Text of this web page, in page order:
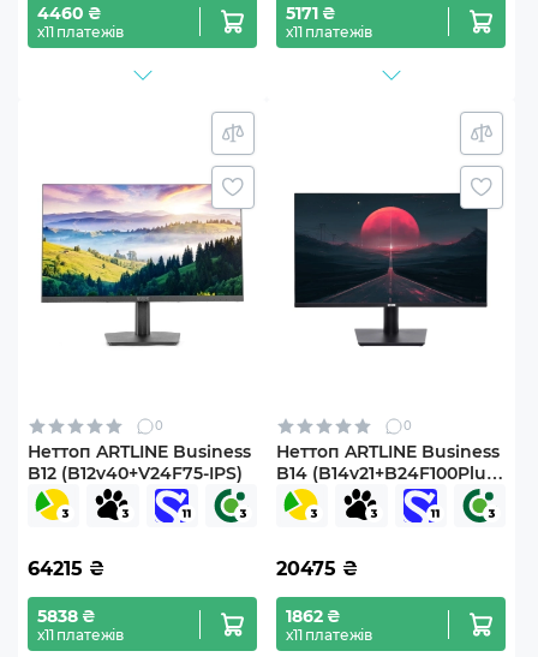
4460 ₴
х11 платежів
5171 ₴
х11 платежів
0
Неттоп ARTLINE Business
B12 (B12v40+V24F75-IPS)
64215 ₴
5838 ₴
х11 платежів
0
Неттоп ARTLINE Business
B14 (B14v21+B24F100Plus-
IPS)
20475 ₴
1862 ₴
х11 платежів